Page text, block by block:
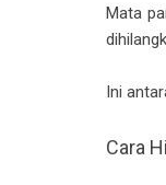
Mata
Ini
Cara